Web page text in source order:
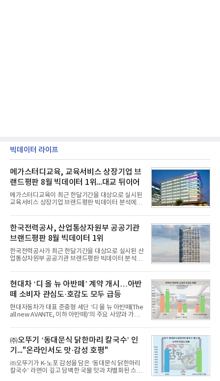
빅데이터 라이프
메가스터디교육, 교육서비스 상장기업 브
랜드평판 8월 빅데이터 1위...대교 뒤이어
메가스터디교육이 최근 한달기간을 대상으로 실시된
교육서비스 상장기업 브랜드평판 빅데이터 분석에서
일 한국기업평판연구소(소장 구창환)는 국내 교육서
비스 상장기업 브랜드를 대상으로 지난 7월 7일부터
8월 7일까지 수집된 소비자 빅데이터 10,074,233건
을 분석한 결과, 메가스터디교육이 브랜드평판지수
1,710,926을 기록하며 8월 1위에 올랐다고 밝혔다.
분석에 활용된 빅데이터는 지난 7월(9,491,206건) 대
비 6.14% 증가한 수치로, 교육서비스 상장기업 브랜
디교육, 대교, 디지
한국전력공사, 산업통상자원부 공공기관
브랜드평판 8월 빅데이터 1위
한국전력공사가 최근 한달기간을 대상으로 실시된 산
업통상자원부 공공기관 브랜드평판 빅데이터 분석에
이 순으로 뒤를 이었다.7일 한국기업평판연구소(소장
구창환)는 산업통상자원부 공공기관 41개 브랜드를
대상으로 지난 7월 7일부터 8월 7일까지 수집된 소비
자 빅데이터 91,102,549건을 분석한 결과, 한국전력
공사가 브랜드평판지수 10,670,633을 기록하며 8월
1위에 올랐다고 밝혔다. 분석에 활용된 빅데이터는 지
난 7월(88,893,823건) 대비 2.48% 증가한 수치다.연
수력원자력, 한국석
현대차 ‘디 올 뉴 아반떼’ 계약 개시…아반
떼 소비자 관심도·호감도 모두 급등
현대자동차가 대표 준중형 세단 ‘디 올 뉴 아반떼(The
all new AVANTE, 이하 아반떼)’의 주요 사양과 가격
떼는 6년 만에 선보이는 8세대 완전변경 모델로, ▲정
교한 선과 면을 중심으로 완성한 파격적인 디자인 ▲
과거 중형 세단 수준으로 확대된 차체 제원 ▲글로벌
최고 수준의 안전성 ▲성능과 효율을 동시에 높인 주
행 완성도 ▲첨단 편의 및 디지털 사양 적용 등을 통해
글로벌 준중형 세단의 새로운 기준을 세웠다.아반떼
는 가솔린 2.0과 1.6 하이브리드 두 가지 파워트레인
㈜오뚜기 ‘동대문식 닭한마리 칼국수’ 인
기..."온라인서도 맛·감성 호평"
㈜오뚜기가 K-노포 감성을 담은 ‘동대문식 닭한마리
칼국수’ 라면이 깊고 담백한 국물 맛과 차별화된 스토